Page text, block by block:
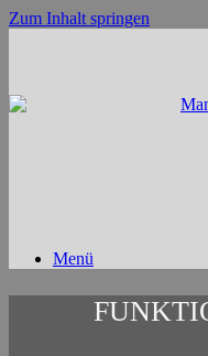
Zum Inhalt springen
Menü